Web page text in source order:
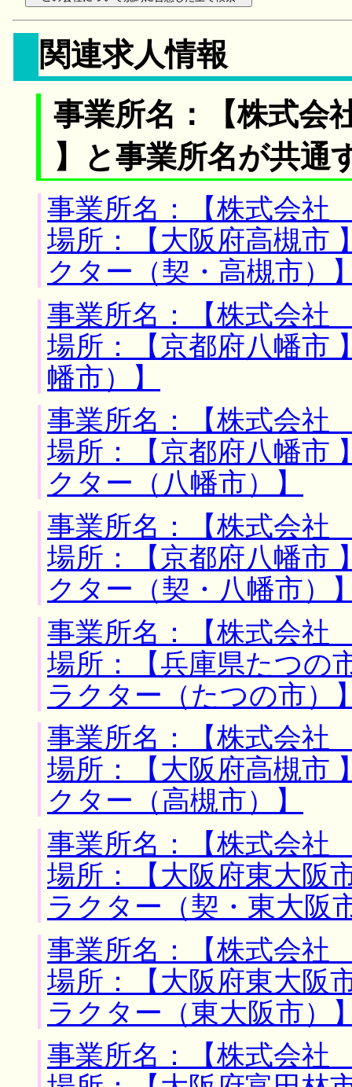
関連求人情報
事業所名：【株式
】と事業所名が共通
事業所名：【株式会
場所：【大阪府高槻市
クター（契・高槻市）
事業所名：【株式会
場所：【京都府八幡市
幡市）】
事業所名：【株式会
場所：【京都府八幡市
クター（八幡市）】
事業所名：【株式会
場所：【京都府八幡市
クター（契・八幡市）
事業所名：【株式会
場所：【兵庫県たつの
ラクター（たつの市）
事業所名：【株式会
場所：【大阪府高槻市
クター（高槻市）】
事業所名：【株式会
場所：【大阪府東大阪
ラクター（契・東大阪
事業所名：【株式会
場所：【大阪府東大阪
ラクター（東大阪市）
事業所名：【株式会